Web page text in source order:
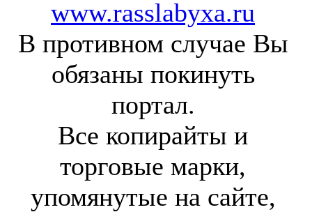
www.rasslabyxa.ru
В противном случае Вы
обязаны покинуть
портал.
Все копирайты и
торговые марки,
упомянутые на сайте,